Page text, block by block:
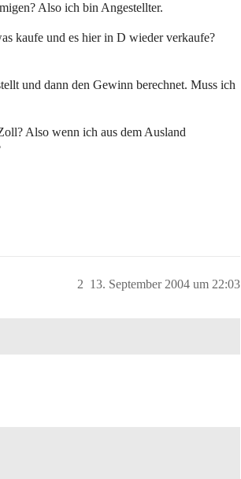
Also ich bin Angestellter.
kaufe und es hier in D wieder verkaufe?
und dann den Gewinn berechnet. Muss ich
Also wenn ich aus dem Ausland
13. September 2004 um 22:03
2